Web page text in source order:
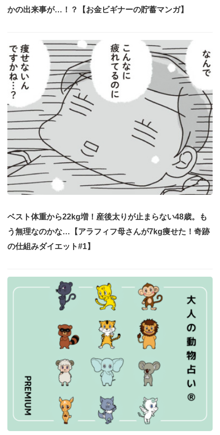
かの出来事が…！？【お金ビギナーの貯蓄マンガ】
ベスト体重から22kg増！産後太りが止まらない48歳。も
う無理なのかな…【アラフィフ母さんが7kg痩せた！奇跡
の仕組みダイエット#1】